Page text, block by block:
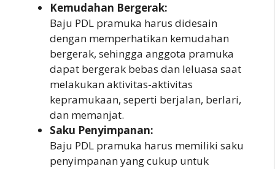
Kemudahan Bergerak:
Baju PDL pramuka harus didesain
dengan memperhatikan kemudahan
bergerak, sehingga anggota pramuka
dapat bergerak bebas dan leluasa saat
melakukan aktivitas-aktivitas
kepramukaan, seperti berjalan, berlari,
dan memanjat.
Saku Penyimpanan:
Baju PDL pramuka harus memiliki saku
penyimpanan yang cukup untuk